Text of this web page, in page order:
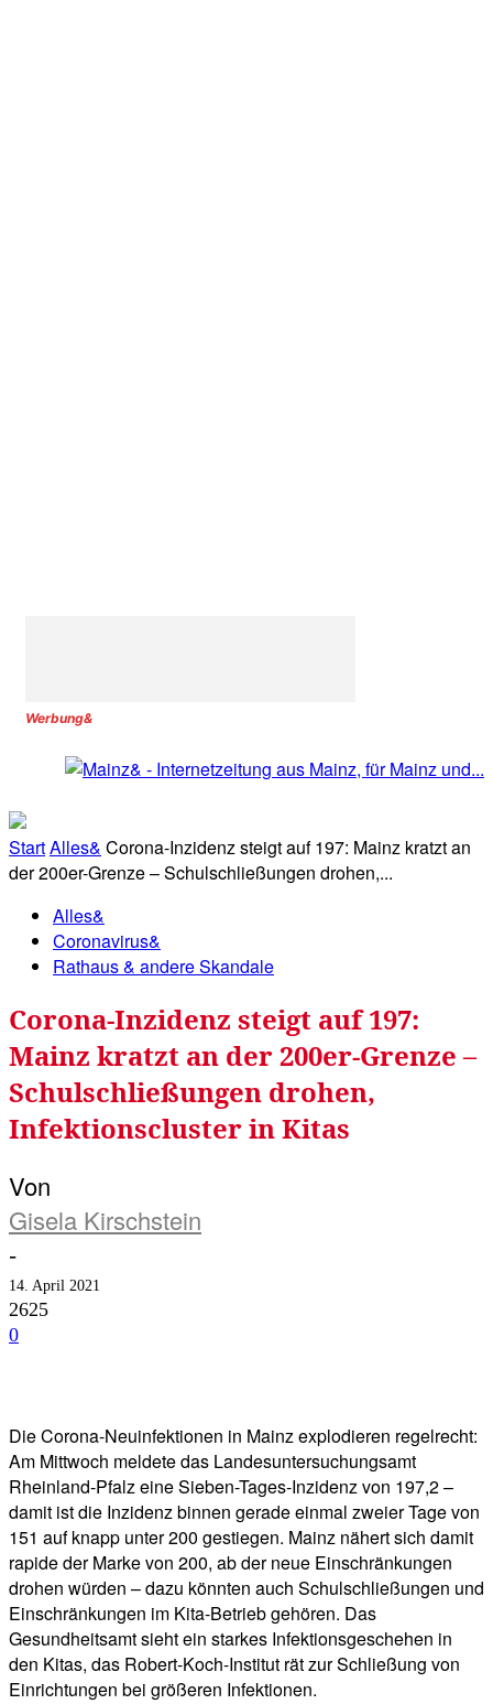
Werbung&
StartAlles& Corona-Inzidenz steigt auf 197: Mainz kratzt an
der 200er-Grenze – Schulschließungen drohen,...
Alles&
Coronavirus&
Rathaus & andere Skandale
Corona-Inzidenz steigt auf 197:
Mainz kratzt an der 200er-Grenze –
Schulschließungen drohen,
Infektionscluster in Kitas
Von
Gisela Kirschstein
-
14. April 2021
2625
0
Die Corona-Neuinfektionen in Mainz explodieren regelrecht:
Am Mittwoch meldete das Landesuntersuchungsamt
Rheinland-Pfalz eine Sieben-Tages-Inzidenz von 197,2 –
damit ist die Inzidenz binnen gerade einmal zweier Tage von
151 auf knapp unter 200 gestiegen. Mainz nähert sich damit
rapide der Marke von 200, ab der neue Einschränkungen
drohen würden – dazu könnten auch Schulschließungen und
Einschränkungen im Kita-Betrieb gehören. Das
Gesundheitsamt sieht ein starkes Infektionsgeschehen in
den Kitas, das Robert-Koch-Institut rät zur Schließung von
Einrichtungen bei größeren Infektionen.